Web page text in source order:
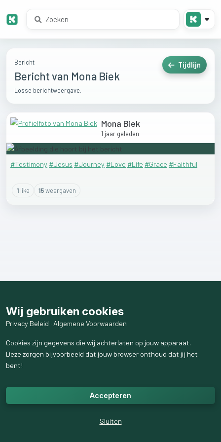
Bericht
Bericht van Mona Biek
Losse berichtweergave.
Tijdlijn
Mona Biek
1 jaar geleden
#Testimony #Jesus #Journey #Love #Life #Grace #Faithful
1like 15weergaven
Wij gebruiken cookies
Privacy Beleid · Algemene Voorwaarden
Cookies zijn gegevens die wij achterlaten op jouw apparaat.
Deze zorgen bijvoorbeeld dat jouw browser onthoud dat jij het
bent!
Accepteren
Sluiten